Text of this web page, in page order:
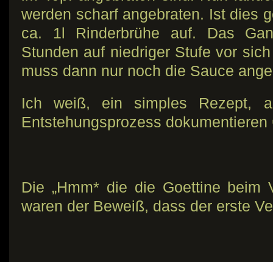
werden scharf angebraten. Ist dies
ca. 1l Rinderbrühe auf. Das
Stunden auf niedriger Stufe vor
muss dann nur noch die Sauce
Ich weiß, ein simples Rezept,
Entstehungsprozess dokumentieren
Die „Hmm* die die Goettine beim
waren der Beweiß, dass der erste